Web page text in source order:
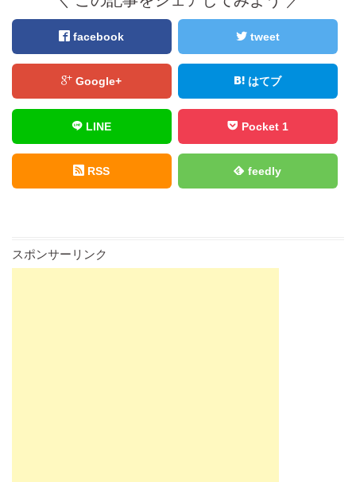
facebook tweet
Google+ はてブ
LINE Pocket 1
RSS feedly
スポンサーリンク